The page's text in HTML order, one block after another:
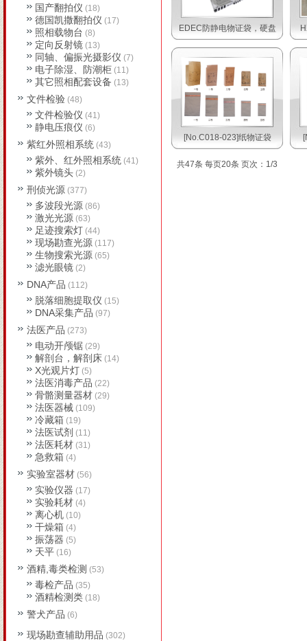
EDEC防静电物证袋，硬盘
[No.C018-023]纸物证袋
共47条 每页20条 页次：1/3
国产翻拍仪 (18)
德国凯撒翻拍仪 (17)
照相载物台 (8)
定向反射镜 (13)
同轴、偏振光摄影仪 (7)
电子除湿、防潮柜 (11)
其它照相配套设备 (13)
文件检验 (48)
文件检验仪 (41)
静电压痕仪 (6)
紫红外照相系统 (43)
紫外、红外照相系统 (41)
紫外镜头 (2)
刑侦光源 (377)
多波段光源 (86)
激光光源 (63)
足迹搜索灯 (44)
现场勘查光源 (117)
生物搜索光源 (65)
滤光眼镜 (2)
DNA产品 (112)
脱落细胞提取仪 (15)
DNA采集产品 (97)
法医产品 (273)
电动开颅锯 (29)
解剖台，解剖床 (14)
X光观片灯 (5)
法医消毒产品 (22)
骨骼测量器材 (29)
法医器械 (109)
冷藏箱 (19)
法医试剂 (11)
法医耗材 (31)
急救箱 (4)
实验室器材 (56)
实验仪器 (17)
实验耗材 (4)
离心机 (10)
干燥箱 (4)
振荡器 (5)
天平 (16)
酒精,毒类检测 (53)
毒检产品 (35)
酒精检测类 (18)
警犬产品 (6)
现场勘查辅助用品 (302)